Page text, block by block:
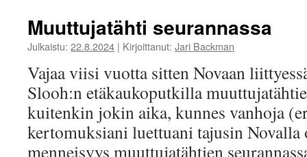
Muuttujatähti seurannassa
Julkaistu: 22.8.2024 | Kirjoittanut: Jari Backman
Vajaa viisi vuotta sitten Novaan
Slooh:n etäkaukoputkilla
kuitenkin jokin aika, kunnes vanhoja
kertomuksiani luettuani tajusin
menneisyys muuttujatähtien